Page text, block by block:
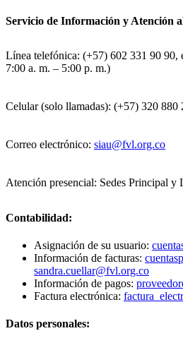
Servicio de Información y Atención
Línea telefónica: (+57) 602 331 90 90,
7:00 a. m. – 5:00 p. m.)
Celular (solo llamadas): (+57) 320
Correo electrónico: siau@fvl.org.co
Atención presencial: Sedes Principal y
Contabilidad:
Asignación de su usuario:
Información de facturas:
sandra.cuellar@fvl.org.co
Información de pagos:
Factura electrónica:
Datos personales: